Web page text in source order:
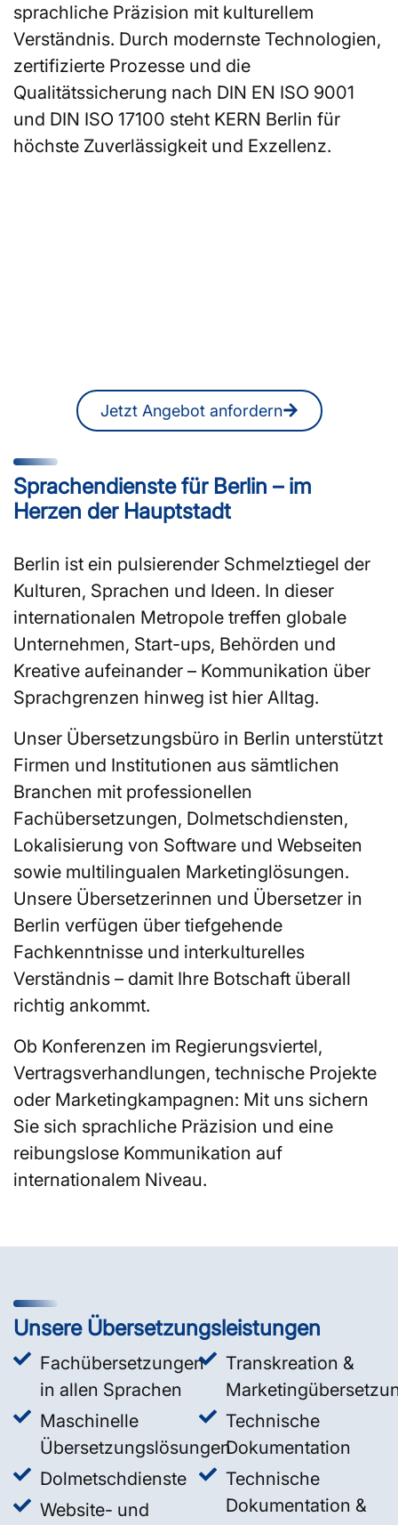
sprachliche Präzision mit kulturellem
Verständnis. Durch modernste Technologien,
zertifizierte Prozesse und die
Qualitätssicherung nach DIN EN ISO 9001
und DIN ISO 17100 steht KERN Berlin für
höchste Zuverlässigkeit und Exzellenz.
Jetzt Angebot anfordern
Sprachendienste für Berlin – im
Herzen der Hauptstadt
Berlin ist ein pulsierender Schmelztiegel der
Kulturen, Sprachen und Ideen. In dieser
internationalen Metropole treffen globale
Unternehmen, Start-ups, Behörden und
Kreative aufeinander – Kommunikation über
Sprachgrenzen hinweg ist hier Alltag.
Unser Übersetzungsbüro in Berlin unterstützt
Firmen und Institutionen aus sämtlichen
Branchen mit professionellen
Fachübersetzungen, Dolmetschdiensten,
Lokalisierung von Software und Webseiten
sowie multilingualen Marketinglösungen.
Unsere Übersetzerinnen und Übersetzer in
Berlin verfügen über tiefgehende
Fachkenntnisse und interkulturelles
Verständnis – damit Ihre Botschaft überall
richtig ankommt.
Ob Konferenzen im Regierungsviertel,
Vertragsverhandlungen, technische Projekte
oder Marketingkampagnen: Mit uns sichern
Sie sich sprachliche Präzision und eine
reibungslose Kommunikation auf
internationalem Niveau.
Unsere Übersetzungsleistungen
Fachübersetzungen
in allen Sprachen
Maschinelle
Übersetzungslösungen
Dolmetschdienste
Website- und
Transkreation &
Technische
Dokumentation
Technische
Dokumentation &